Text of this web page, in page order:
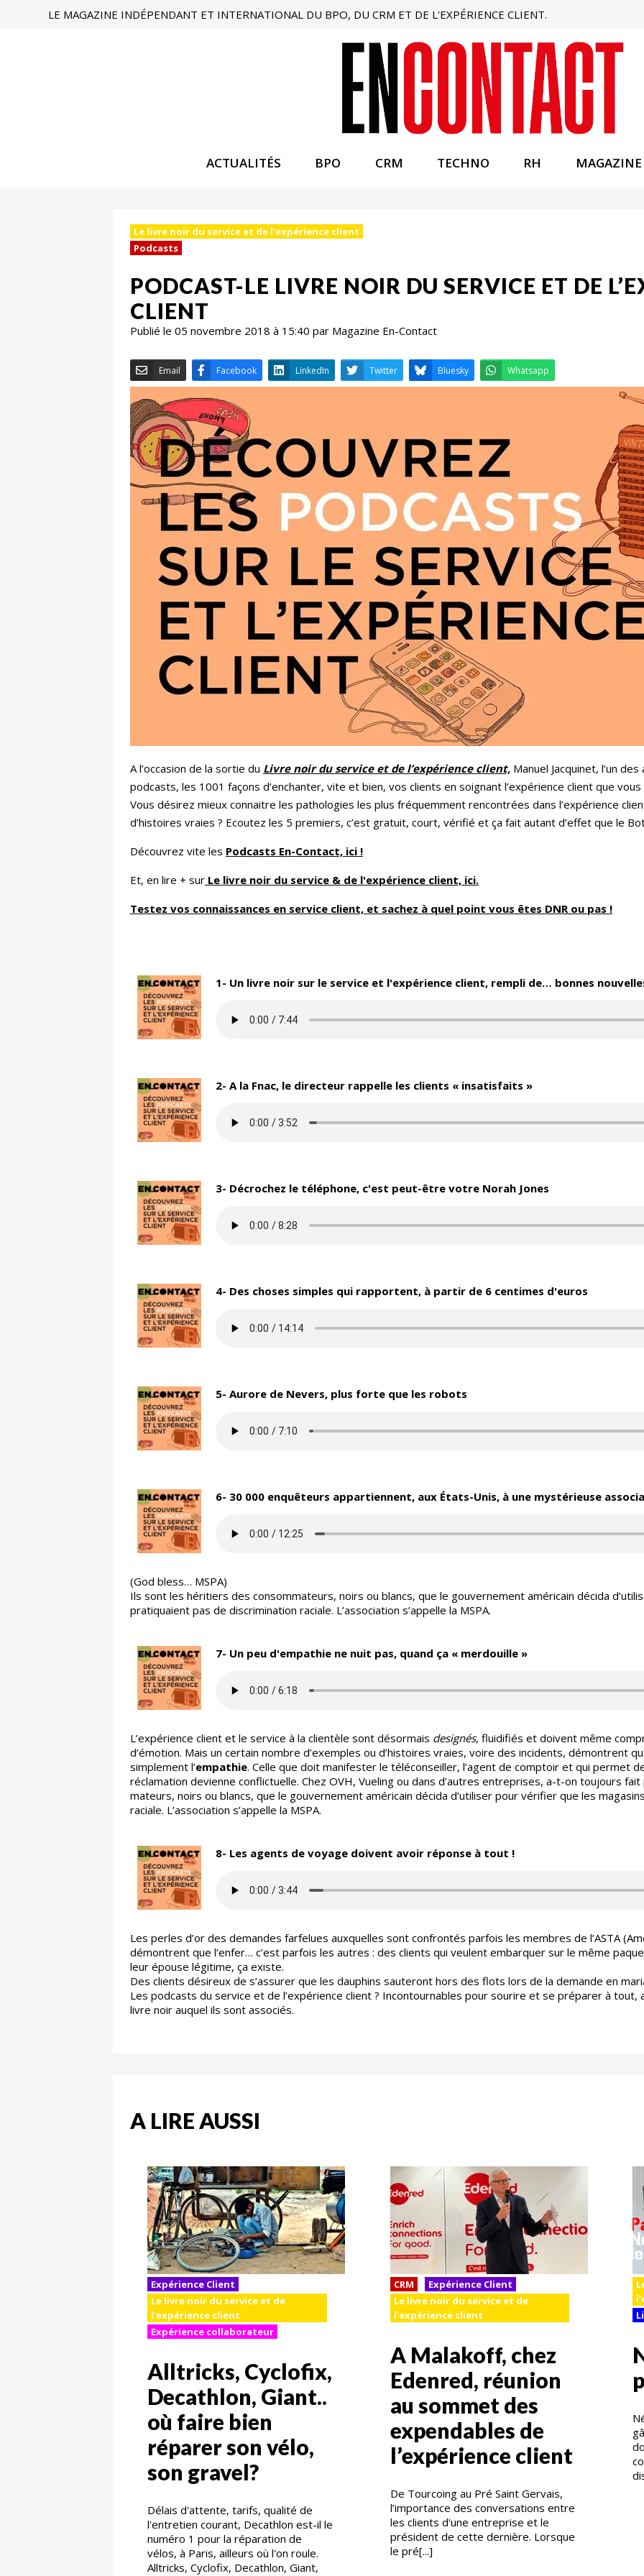
LE MAGAZINE INDÉPENDANT ET INTERNATIONAL DU BPO, DU CRM ET DE L'EXPÉRIENCE CLIENT.
ACTUALITÉS BPO CRM TECHNO RH MAGAZINE
Le livre noir du service et de l'expérience client
Podcasts
PODCAST-LE LIVRE NOIR DU SERVICE ET DE
CLIENT
Publié le 05 novembre 2018 à 15:40 par Magazine En-Contact
Email Facebook LinkedIn Twitter
A l’occasion de la sortie du Livre noir du service et de l’expérience client, Manuel Jacquinet, l’un
podcasts, les 1001 façons d’enchanter, vite et bien, vos clients en soignant l’expérience client que
Vous désirez mieux connaitre les pathologies les plus fréquemment rencontrées dans l’expérience
d’histoires vraies ? Ecoutez les 5 premiers, c’est gratuit, court, vérifié et ça fait autant d’effet que le
Découvrez vite les Podcasts En-Contact, ici !
Et, en lire + sur Le livre noir du service & de l'expérience client, ici.
Testez vos connaissances en service client, et sachez à quel point vous êtes DNR ou pas !
1- Un livre noir sur le service et l'expérience client, rempli de… bonnes
2- A la Fnac, le directeur rappelle les clients « insatisfaits »
3- Décrochez le téléphone, c'est peut-être votre Norah Jones
4- Des choses simples qui rapportent, à partir de 6 centimes d'euros
5- Aurore de Nevers, plus forte que les robots
6- 30 000 enquêteurs appartiennent, aux États-Unis, à une mystérieuse
(God bless… MSPA)
Ils sont les héritiers des consommateurs, noirs ou blancs, que le gouvernement américain décida
pratiquaient pas de discrimination raciale. L’association s’appelle la MSPA.
7- Un peu d'empathie ne nuit pas, quand ça « merdouille »
L’expérience client et le service à la clientèle sont désormais designés, fluidifiés et doivent même
d’émotion. Mais un certain nombre d’exemples ou d’histoires vraies, voire des incidents, démontrent
simplement l’empathie. Celle que doit manifester le téléconseiller, l’agent de comptoir et qui permet
réclamation devienne conflictuelle. Chez OVH, Vueling ou dans d’autres entreprises, a-t-on toujours
mateurs, noirs ou blancs, que le gouvernement américain décida d’utiliser pour vérifier que les
raciale. L’association s’appelle la MSPA.
8- Les agents de voyage doivent avoir réponse à tout !
Les perles d’or des demandes farfelues auxquelles sont confrontés parfois les membres de l’ASTA
démontrent que l’enfer… c’est parfois les autres : des clients qui veulent embarquer sur le même
leur épouse légitime, ça existe.
Des clients désireux de s’assurer que les dauphins sauteront hors des flots lors de la demande en
Les podcasts du service et de l’expérience client ? Incontournables pour sourire et se préparer à tout,
livre noir auquel ils sont associés.
A LIRE AUSSI
Expérience Client
Le livre noir du service et de
l'expérience client
Expérience collaborateur
Alltricks, Cyclofix,
Decathlon, Giant..
où faire bien
réparer son vélo,
son gravel?
Délais d'attente, tarifs, qualité de
l'entretien courant, Decathlon est-il le
numéro 1 pour la réparation de
vélos, à Paris, ailleurs où l'on roule.
Alltricks, Cyclofix, Decathlon, Giant,
CRM
Expérience Client
Le livre noir du service et de
l'expérience client
A Malakoff, chez
Edenred, réunion
au sommet des
expendables de
l’expérience client
De Tourcoing au Pré Saint Gervais,
l’importance des conversations entre
les clients d'une entreprise et le
président de cette dernière. Lorsque
le pré[...]